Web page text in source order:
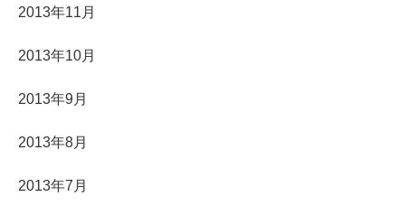
2013年11月
2013年10月
2013年9月
2013年8月
2013年7月